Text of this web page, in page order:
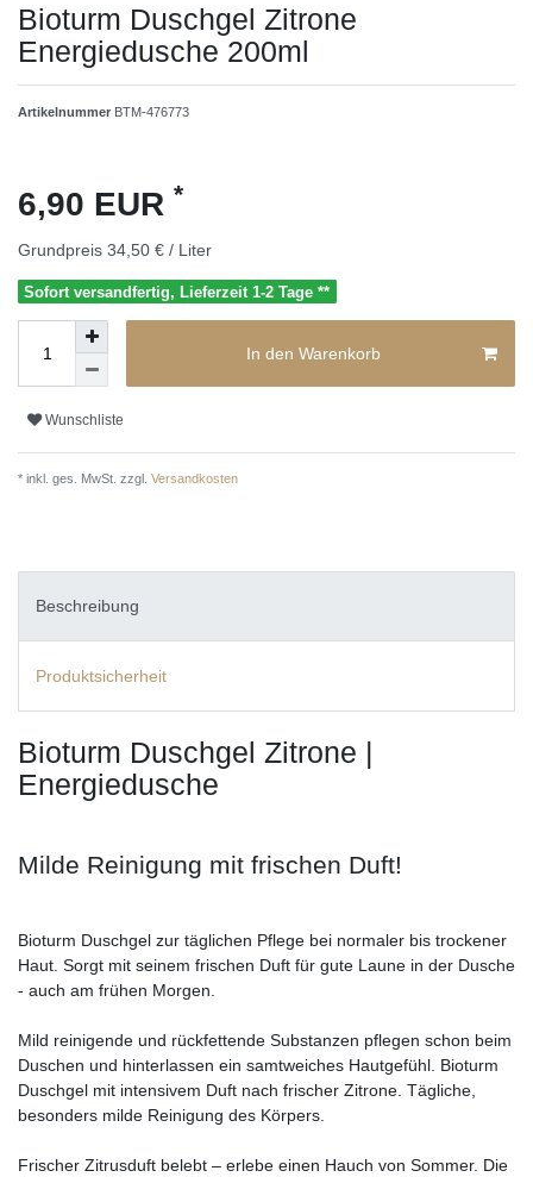
Bioturm Duschgel Zitrone
Energiedusche 200ml
Artikelnummer BTM-476773
6,90 EUR *
Grundpreis 34,50 € / Liter
Sofort versandfertig, Lieferzeit 1-2 Tage **
In den Warenkorb
Wunschliste
* inkl. ges. MwSt. zzgl. Versandkosten
Beschreibung
Produktsicherheit
Bioturm Duschgel Zitrone |
Energiedusche
Milde Reinigung mit frischen Duft!
Bioturm Duschgel zur täglichen Pflege bei normaler bis trockener
Haut. Sorgt mit seinem frischen Duft für gute Laune in der Dusche
- auch am frühen Morgen.
Mild reinigende und rückfettende Substanzen pflegen schon beim
Duschen und hinterlassen ein samtweiches Hautgefühl. Bioturm
Duschgel mit intensivem Duft nach frischer Zitrone. Tägliche,
besonders milde Reinigung des Körpers.
Frischer Zitrusduft belebt – erlebe einen Hauch von Sommer. Die